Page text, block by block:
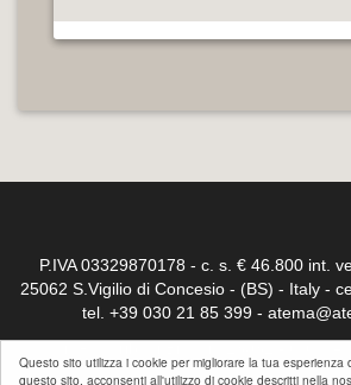
Questo sito utilizza i cookie per migliorare la tua esperienza
questo sito, acconsenti all'utilizzo di cookie descritti nella
P.IVA 03329870178 - c. s. € 46.800 int.
25062 S.Vigilio di Concesio - (BS) - Italy -
tel. +39 030 21 85 399 -